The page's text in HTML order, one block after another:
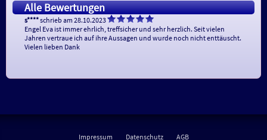
Alle Bewertungen
s****schrieb am 28.10.2023
Engel Eva ist immer ehrlich, treffsicher und sehr herzlich. Seit vielen
Jahren vertraue ich auf ihre Aussagen und wurde noch nicht enttäuscht.
Vielen lieben Dank
Impressum Datenschutz AGB